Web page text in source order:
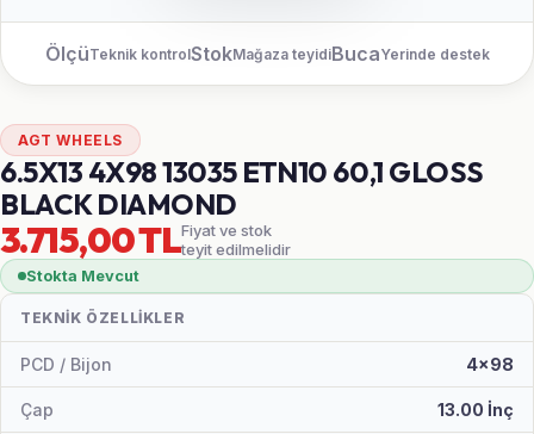
ÖlçüTeknik kontrolStokMağaza teyidiBucaYerinde destek
AGT WHEELS
6.5X13 4X98 13035 ETN10 60,1 GLOSS
BLACK DIAMOND
3.715,00 TLFiyat ve stok
teyit edilmelidir
Stokta Mevcut
TEKNIK ÖZELLIKLER
PCD / Bijon 4x98
Çap 13.00 İnç